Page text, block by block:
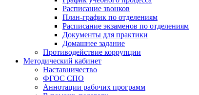
Расписание звонков
План-график по отделениям
Расписание экзаменов по отделениям
Документы для практики
Домашнее задание
Противодействие коррупции
Методический кабинет
Наставничество
ФГОС СПО
Аннотации рабочих программ